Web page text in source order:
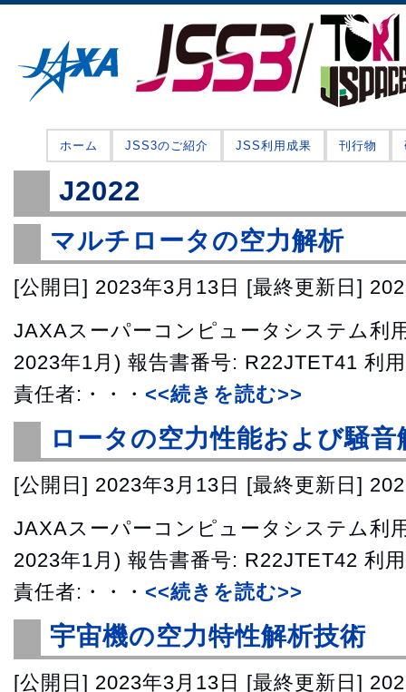
ホーム JSS3のご紹介 JSS利用成果 刊行物
J2022
マルチロータの空力解析
[公開日] 2023年3月13日 [最終更新日]
JAXAスーパーコンピュータシステム利
2023年1月) 報告書番号: R22JTET41 利
責任者:・・・ <<続きを読む>>
ロータの空力性能および騒音
[公開日] 2023年3月13日 [最終更新日]
JAXAスーパーコンピュータシステム利
2023年1月) 報告書番号: R22JTET42 利
責任者:・・・ <<続きを読む>>
宇宙機の空力特性解析技術
[公開日] 2023年3月13日 [最終更新日]